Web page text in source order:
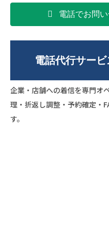
電話でお問
電話代行サービ
企業・店舗への着信を専門オ
理・折返し調整・予約確定・
す。